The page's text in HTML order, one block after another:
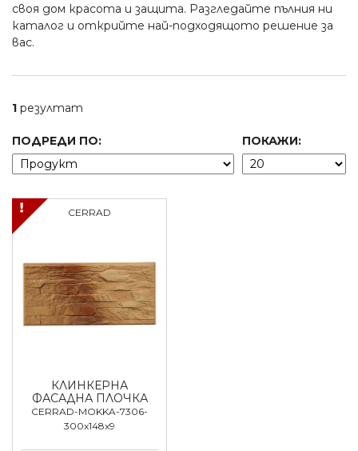
своя дом красота и защита. Разгледайте пълния ни
каталог и открийте най-подходящото решение за
вас.
1 резултат
ПОДРЕДИ ПО: ПОКАЖИ:
CERRAD
КЛИНКЕРНА
ФАСАДНА ПЛОЧКА
CERRAD-MOKKA-7306-
300x148x9